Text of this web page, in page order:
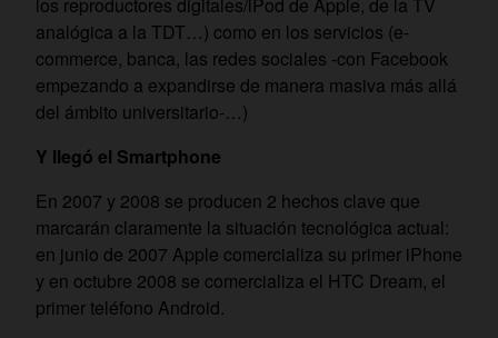
los reproductores digitales/iPod de Apple, de la TV
analógica a la TDT…) como en los servicios (e-
commerce, banca, las redes sociales -con Facebook
empezando a expandirse de manera masiva más allá
del ámbito universitario-…)
Y llegó el Smartphone
En 2007 y 2008 se producen 2 hechos clave que
marcarán claramente la situación tecnológica actual:
en junio de 2007 Apple comercializa su primer iPhone
y en octubre 2008 se comercializa el HTC Dream, el
primer teléfono Android.